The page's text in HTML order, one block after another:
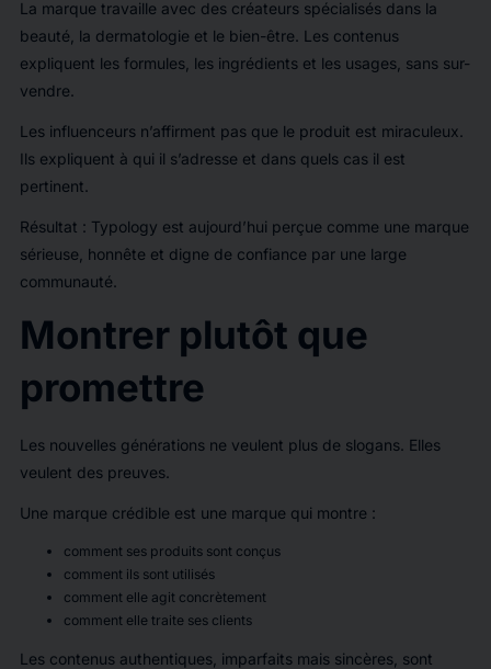
La marque travaille avec des créateurs spécialisés dans la
beauté, la dermatologie et le bien-être. Les contenus
expliquent les formules, les ingrédients et les usages, sans sur-
vendre.
Les influenceurs n’affirment pas que le produit est miraculeux.
Ils expliquent à qui il s’adresse et dans quels cas il est
pertinent.
Résultat : Typology est aujourd’hui perçue comme une marque
sérieuse, honnête et digne de confiance par une large
communauté.
Montrer plutôt que
promettre
Les nouvelles générations ne veulent plus de slogans. Elles
veulent des preuves.
Une marque crédible est une marque qui montre :
comment ses produits sont conçus
comment ils sont utilisés
comment elle agit concrètement
comment elle traite ses clients
Les contenus authentiques, imparfaits mais sincères, sont